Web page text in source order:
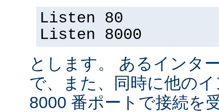
Listen 80
Listen 8000
とします。 あるインタ
で、また、同時に他の
8000 番ポートで接続を